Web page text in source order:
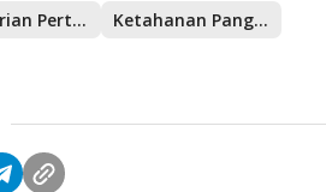
Kementrian Pertanian
Ketahanan Pangan